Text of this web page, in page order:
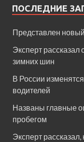
ПОСЛЕДНИЕ
Представлен
Эксперт рассказал
зимних шин
В России
водителей
Названы главные
пробегом
Эксперт